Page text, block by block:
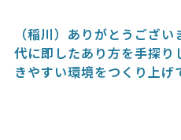
（稲川）ありがとうござ
代に即したあり方を手探り
きやすい環境をつくり上げ